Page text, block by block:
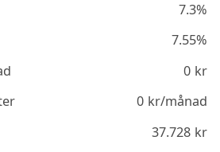
7.3%
7.55%
0kr
0kr/månad
37.728kr